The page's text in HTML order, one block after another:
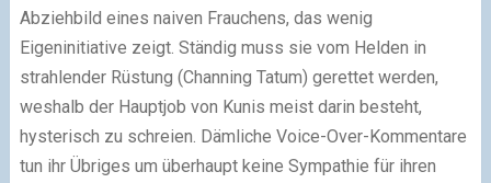
Abziehbild eines naiven Frauchens, das wenig
Eigeninitiative zeigt. Ständig muss sie vom Helden in
strahlender Rüstung (Channing Tatum) gerettet werden,
weshalb der Hauptjob von Kunis meist darin besteht,
hysterisch zu schreien. Dämliche Voice-Over-Kommentare
tun ihr Übriges um überhaupt keine Sympathie für ihren